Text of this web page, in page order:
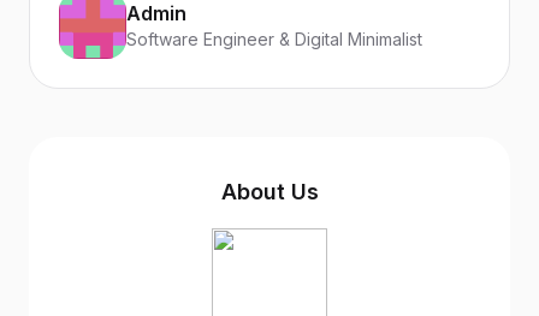
Admin
Software Engineer & Digital Minimalist
About Us